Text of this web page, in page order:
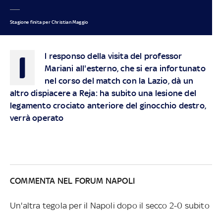
Stagione finita per Christian Maggio
I
l responso della visita del professor
Mariani all'esterno, che si era infortunato
nel corso del match con la Lazio, dà un
altro dispiacere a Reja: ha subito una lesione del
legamento crociato anteriore del ginocchio destro,
verrà operato
COMMENTA NEL FORUM NAPOLI
Un'altra tegola per il Napoli dopo il secco 2-0 subito